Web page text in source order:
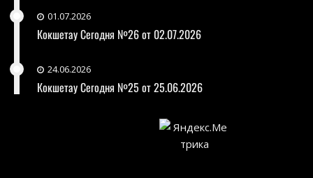
01.07.2026
Кокшетау Сегодня №26 от 02.07.2026
24.06.2026
Кокшетау Сегодня №25 от 25.06.2026